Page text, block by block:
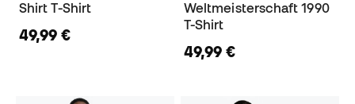
Shirt T-Shirt
49,99 €
Weltmeisterschaft 1990
T-Shirt
49,99 €